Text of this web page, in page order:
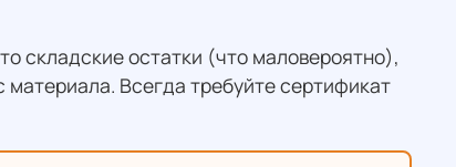
складские остатки (что маловероятно),
Всегда требуйте сертификат